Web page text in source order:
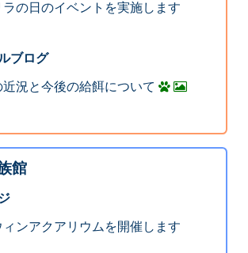
ラの日のイベントを実施します
ブログ
近況と今後の給餌について
館
ィンアクアリウムを開催します